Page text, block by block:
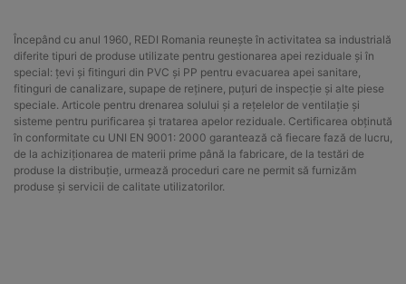
Începând cu anul 1960, REDI Romania reunește în activitatea sa industrială
diferite tipuri de produse utilizate pentru gestionarea apei reziduale și în
special: țevi și fitinguri din PVC și PP pentru evacuarea apei sanitare,
fitinguri de canalizare, supape de reținere, puțuri de inspecție și alte piese
speciale. Articole pentru drenarea solului și a rețelelor de ventilație și
sisteme pentru purificarea și tratarea apelor reziduale. Certificarea obținută
în conformitate cu UNI EN 9001: 2000 garantează că fiecare fază de lucru,
de la achiziționarea de materii prime până la fabricare, de la testări de
produse la distribuție, urmează proceduri care ne permit să furnizăm
produse și servicii de calitate utilizatorilor.